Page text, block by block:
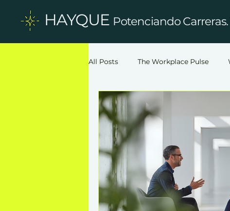
HAYQUE Potenciando
All Posts The Workplace Pulse